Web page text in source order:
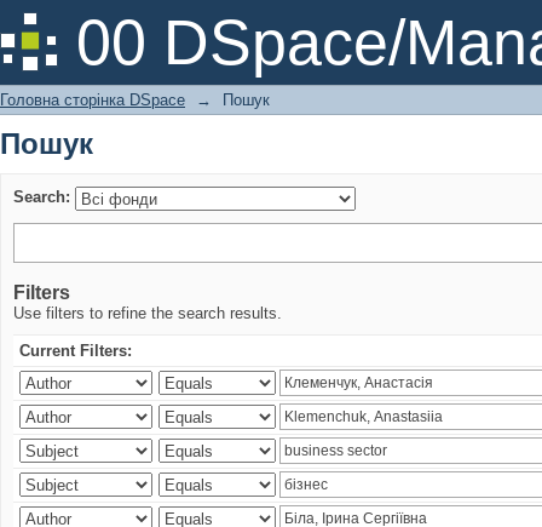
00 DSpace/
Пошук
Головна сторінка DSpace → Пошук
Пошук
Search:
Filters
Use filters to refine the search results.
Current Filters: